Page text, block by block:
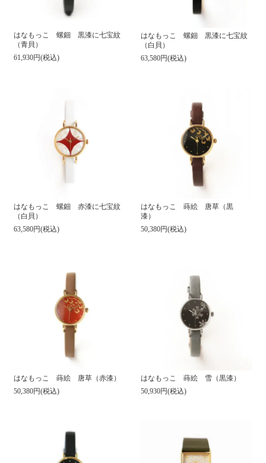
はなもっこ 螺鈿 黒漆に七宝紋
（青貝）
61,930円(税込)
はなもっこ 螺鈿 黒漆に七宝紋
（白貝）
63,580円(税込)
はなもっこ 螺鈿 赤漆に七宝紋
（白貝）
63,580円(税込)
はなもっこ 蒔絵 唐草（黒
漆）
50,380円(税込)
はなもっこ 蒔絵 唐草（赤漆）
50,380円(税込)
はなもっこ 蒔絵 雪（黒漆）
50,930円(税込)